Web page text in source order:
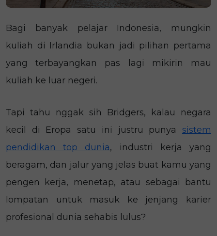
Bagi banyak pelajar Indonesia, mungkin
kuliah di Irlandia bukan jadi pilihan pertama
yang terbayangkan pas lagi mikirin mau
kuliah ke luar negeri.
Tapi tahu nggak sih Bridgers, kalau negara
kecil di Eropa satu ini justru punya sistem
pendidikan top dunia, industri kerja yang
beragam, dan jalur yang jelas buat kamu yang
pengen kerja, menetap, atau sebagai bantu
lompatan untuk masuk ke jenjang karier
profesional dunia sehabis lulus?